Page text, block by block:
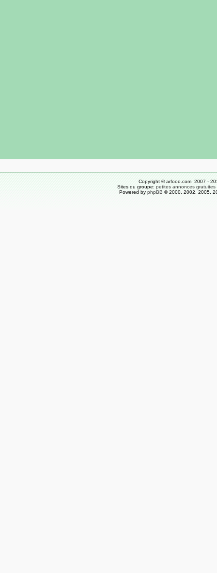
Copyright © arfooo.com 2007 -
Sites du groupe: petites annonces gratuites
Powered by phpBB © 2000, 2002, 2005,